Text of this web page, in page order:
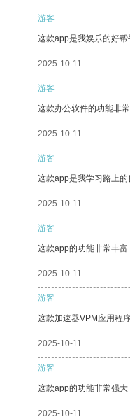
游客
这款app是我娱乐的好帮
2025-10-11
游客
这款办公软件的功能非
2025-10-11
游客
这款app是我学习路上的
2025-10-11
游客
这款app的功能非常丰富
2025-10-11
游客
这款加速器VPM应用程
2025-10-11
游客
这款app的功能非常强大
2025-10-11